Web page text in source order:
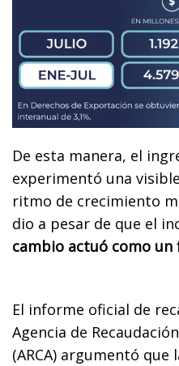
De esta manera, el
experimentó una
ritmo de crecimiento
dio a pesar de que el
cambio actuó como
El informe oficial de
Agencia de
(ARCA) argumentó